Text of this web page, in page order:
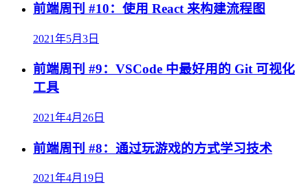
前端周刊 #10：使用 React 来构建流程图
2021年5月3日
前端周刊 #9：VSCode 中最好用的 Git 可视化
工具
2021年4月26日
前端周刊 #8：通过玩游戏的方式学习技术
2021年4月19日